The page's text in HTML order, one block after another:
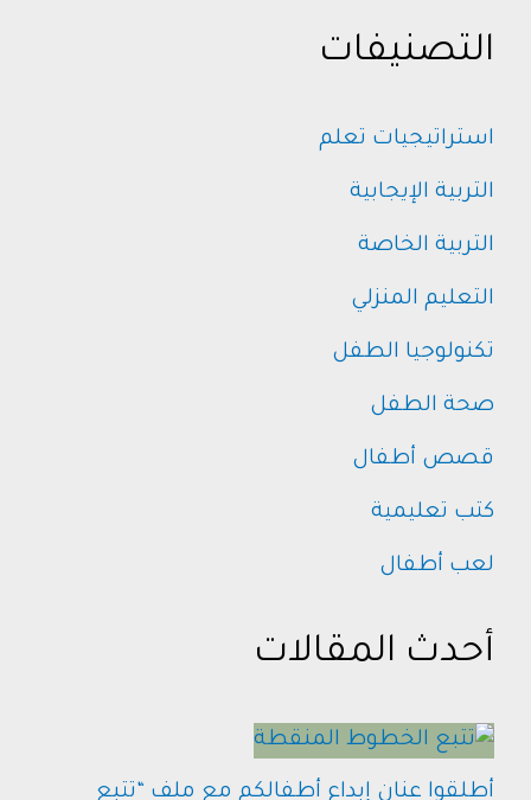
التصنيفات
استراتيجيات تعلم
التربية الإيجابية
التربية الخاصة
التعليم المنزلي
تكنولوجيا الطفل
صحة الطفل
قصص أطفال
كتب تعليمية
لعب أطفال
أحدث المقالات
أطلقوا عنان إبداع أطفالكم مع ملف “تتبع